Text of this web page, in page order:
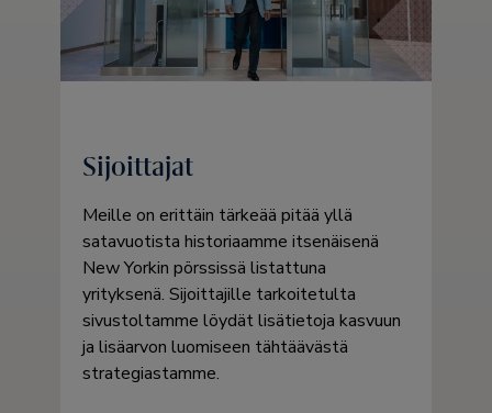
Sijoittajat
Meille on erittäin tärkeää pitää yllä
satavuotista historiaamme itsenäisenä
New Yorkin pörssissä listattuna
yrityksenä. Sijoittajille tarkoitetulta
sivustoltamme löydät lisätietoja kasvuun
ja lisäarvon luomiseen tähtäävästä
strategiastamme.